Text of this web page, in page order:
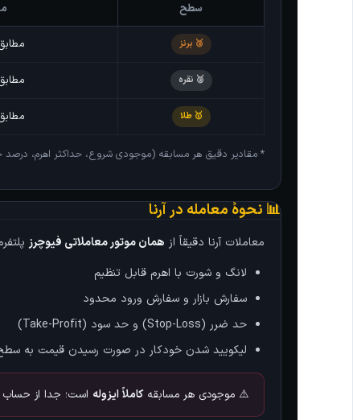
سطح
🥉 برنز
🥈 نقره
🥇 طلا
* مقادیر دقیق هر مسابقه (موجودی شروع، حداکثر اهرم،
📊 نحوهٔ معامله در آرنا
معاملات آرنا دقیقاً از همان موتور معاملاتی فیوچرز
لانگ و شورت با اهرم قابل تنظیم
سفارش بازار و سفارش ورود محدود
حد ضرر (Stop-Loss) و حد سود (Take-Profit)
لیکویید شدن خودکار در صورت رسیدن قیمت به
⚠️ موجودی هر مسابقهکاملاً ایزوله است؛ جدا از حساب